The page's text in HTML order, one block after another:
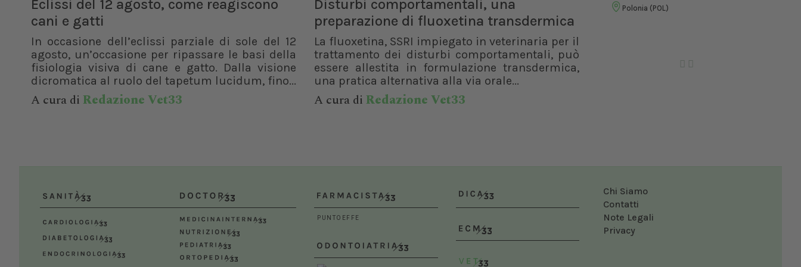
Eclissi del 12 agosto, come reagiscono
cani e gatti
In occasione dell’eclissi parziale di sole del 12
agosto, un’occasione per ripassare le basi della
fisiologia visiva di cane e gatto. Dalla visione
dicromatica al ruolo del tapetum lucidum, fino...
A cura di Redazione Vet33
Disturbi comportamentali, una
preparazione di fluoxetina transdermica
La fluoxetina, SSRI impiegato in veterinaria per il
trattamento dei disturbi comportamentali, può
essere allestita in formulazione transdermica,
una pratica alternativa alla via orale...
A cura di Redazione Vet33
Bologna (BO)
Polonia (POL)
Chi Siamo
Contatti
Note Legali
Privacy